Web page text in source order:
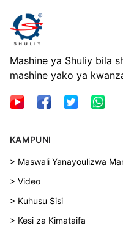
Mashine ya Shuliy bila
mashine yako ya
KAMPUNI
> Maswali Yanayoulizwa
> Video
> Kuhusu Sisi
> Kesi za Kimataifa